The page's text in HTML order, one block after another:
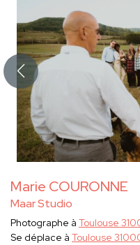
Marie COURONNE
Maar Studio
Photographe à Toulouse
Se déplace à Toulouse